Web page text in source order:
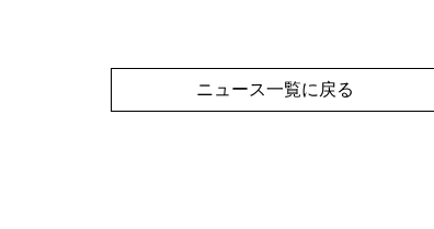
ニュース一覧に戻る